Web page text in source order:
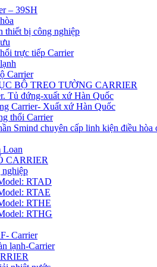
– 39SH
thiết bị công nghiệp
trực tiếp Carrier
Carrier
BỘ TREO TƯỜNG CARRIER
Tủ đứng-xuất xứ Hàn Quốc
Carrier- Xuất xứ Hàn Quốc
thổi Carrier
Smind chuyên cấp linh kiện điều hòa
Loan
CARRIER
RTAD
RTAE
RTHE
RTHG
Carrier
lạnh-Carrier